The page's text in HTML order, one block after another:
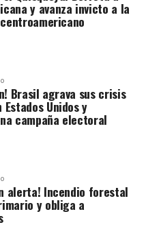
y avanza invicto a la
Brasil agrava sus crisis
Unidos y
campaña electoral
alerta! Incendio forestal
y obliga a